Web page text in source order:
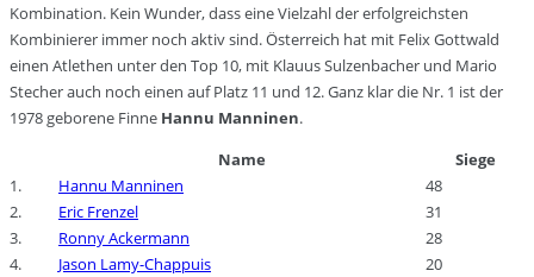
Kombination. Kein Wunder, dass eine Vielzahl der erfolgreichsten
Kombinierer immer noch aktiv sind. Österreich hat mit Felix Gottwald
einen Atlethen unter den Top 10, mit Klauus Sulzenbacher und Mario
Stecher auch noch einen auf Platz 11 und 12. Ganz klar die Nr. 1 ist der
1978 geborene Finne Hannu Manninen.
Name
Siege
1.
Hannu Manninen
48
2.
Eric Frenzel
31
3.
Ronny Ackermann
28
4.
Jason Lamy-Chappuis
20